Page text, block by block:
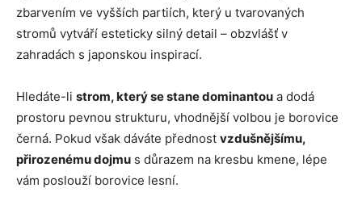
zbarvením ve vyšších partiích, který u tvarovaných
stromů vytváří esteticky silný detail – obzvlášť v
zahradách s japonskou inspirací.
Hledáte-li strom, který se stane dominantou a dodá
prostoru pevnou strukturu, vhodnější volbou je borovice
černá. Pokud však dáváte přednost vzdušnějšímu,
přirozenému dojmu s důrazem na kresbu kmene, lépe
vám poslouží borovice lesní.